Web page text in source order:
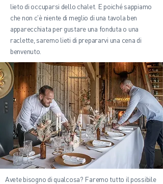
lieto di occuparsi dello chalet. E poiché sappiamo
che non c'è niente di meglio di una tavola ben
apparecchiata per gustare una fonduta o una
raclette, saremo lieti di prepararvi una cena di
benvenuto.
Avete bisogno di qualcosa? Faremo tutto il possibile